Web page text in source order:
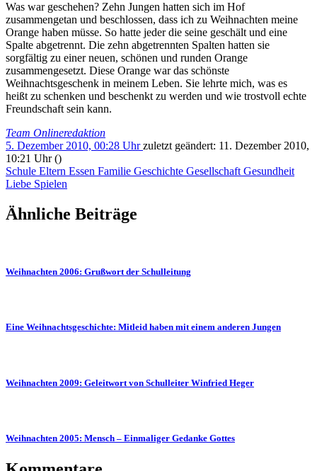
Was war geschehen? Zehn Jungen hatten sich im Hof
zusammengetan und beschlossen, dass ich zu Weihnachten meine
Orange haben müsse. So hatte jeder die seine geschält und eine
Spalte abgetrennt. Die zehn abgetrennten Spalten hatten sie
sorgfältig zu einer neuen, schönen und runden Orange
zusammengesetzt. Diese Orange war das schönste
Weihnachtsgeschenk in meinem Leben. Sie lehrte mich, was es
heißt zu schenken und beschenkt zu werden und wie trostvoll echte
Freundschaft sein kann.
Team Onlineredaktion
5. Dezember 2010, 00:28 Uhrzuletzt geändert: 11. Dezember 2010,
10:21 Uhr()
Schule Eltern Essen Familie Geschichte Gesellschaft Gesundheit
Liebe Spielen
Ähnliche Beiträge
Weihnachten 2006: Grußwort der Schulleitung
Eine Weihnachtsgeschichte: Mitleid haben mit einem anderen Jungen
Weihnachten 2009: Geleitwort von Schulleiter Winfried Heger
Weihnachten 2005: Mensch – Einmaliger Gedanke Gottes